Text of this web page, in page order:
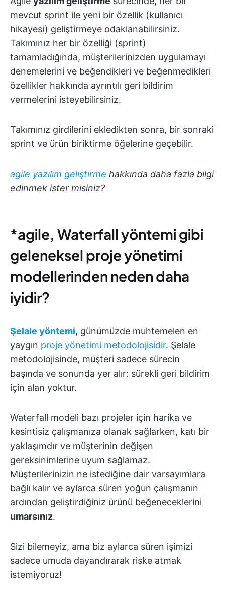
mevcut sprint ile yeni bir özellik (kullanıcı
hikayesi) geliştirmeye odaklanabilirsiniz.
Takımınız her bir özelliği (sprint)
tamamladığında, müşterilerinizden uygulamayı
denemelerini ve beğendikleri ve beğenmedikleri
özellikler hakkında ayrıntılı geri bildirim
vermelerini isteyebilirsiniz.
Takımınız girdilerini ekledikten sonra, bir sonraki
sprint ve ürün biriktirme öğelerine geçebilir.
agile yazılım geliştirme hakkında daha fazla bilgi
edinmek ister misiniz?
*agile, Waterfall yöntemi gibi
geleneksel proje yönetimi
modellerinden neden daha
iyidir?
Şelale yöntemi, günümüzde muhtemelen en
yaygın proje yönetimi metodolojisidir. Şelale
metodolojisinde, müşteri sadece sürecin
başında ve sonunda yer alır: sürekli geri bildirim
için alan yoktur.
Waterfall modeli bazı projeler için harika ve
kesintisiz çalışmanıza olanak sağlarken, katı bir
yaklaşımdır ve müşterinin değişen
gereksinimlerine uyum sağlamaz.
Müşterilerinizin ne istediğine dair varsayımlara
bağlı kalır ve aylarca süren yoğun çalışmanın
ardından geliştirdiğiniz ürünü beğeneceklerini
umarsınız.
Sizi bilemeyiz, ama biz aylarca süren işimizi
sadece umuda dayandırarak riske atmak
istemiyoruz!